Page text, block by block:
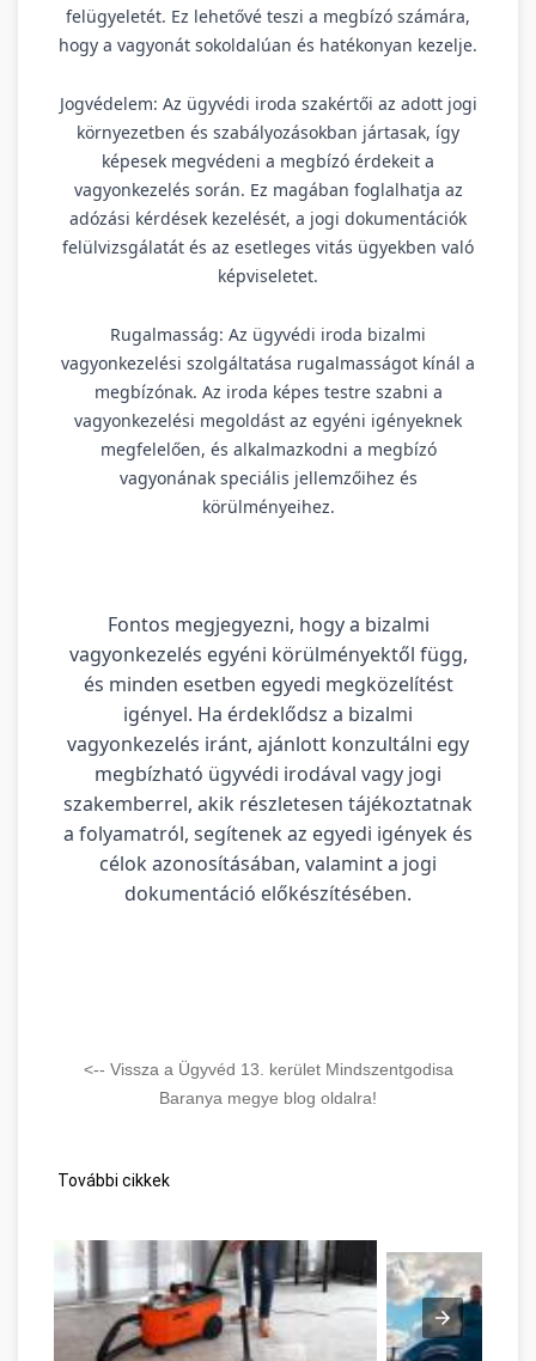
felügyeletét. Ez lehetővé teszi a megbízó számára,
hogy a vagyonát sokoldalúan és hatékonyan kezelje.
Jogvédelem: Az ügyvédi iroda szakértői az adott jogi
környezetben és szabályozásokban jártasak, így
képesek megvédeni a megbízó érdekeit a
vagyonkezelés során. Ez magában foglalhatja az
adózási kérdések kezelését, a jogi dokumentációk
felülvizsgálatát és az esetleges vitás ügyekben való
képviseletet.
Rugalmasság: Az ügyvédi iroda bizalmi
vagyonkezelési szolgáltatása rugalmasságot kínál a
megbízónak. Az iroda képes testre szabni a
vagyonkezelési megoldást az egyéni igényeknek
megfelelően, és alkalmazkodni a megbízó
vagyonának speciális jellemzőihez és
körülményeihez.
Fontos megjegyezni, hogy a bizalmi
vagyonkezelés egyéni körülményektől függ,
és minden esetben egyedi megközelítést
igényel. Ha érdeklődsz a bizalmi
vagyonkezelés iránt, ajánlott konzultálni egy
megbízható ügyvédi irodával vagy jogi
szakemberrel, akik részletesen tájékoztatnak
a folyamatról, segítenek az egyedi igények és
célok azonosításában, valamint a jogi
dokumentáció előkészítésében.
<-- Vissza a Ügyvéd 13. kerület Mindszentgodisa
Baranya megye blog oldalra!
További cikkek